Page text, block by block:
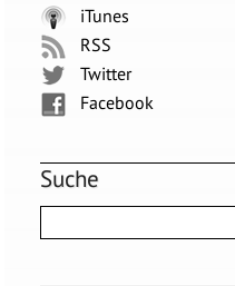
iTunes
RSS
Twitter
Facebook
Suche